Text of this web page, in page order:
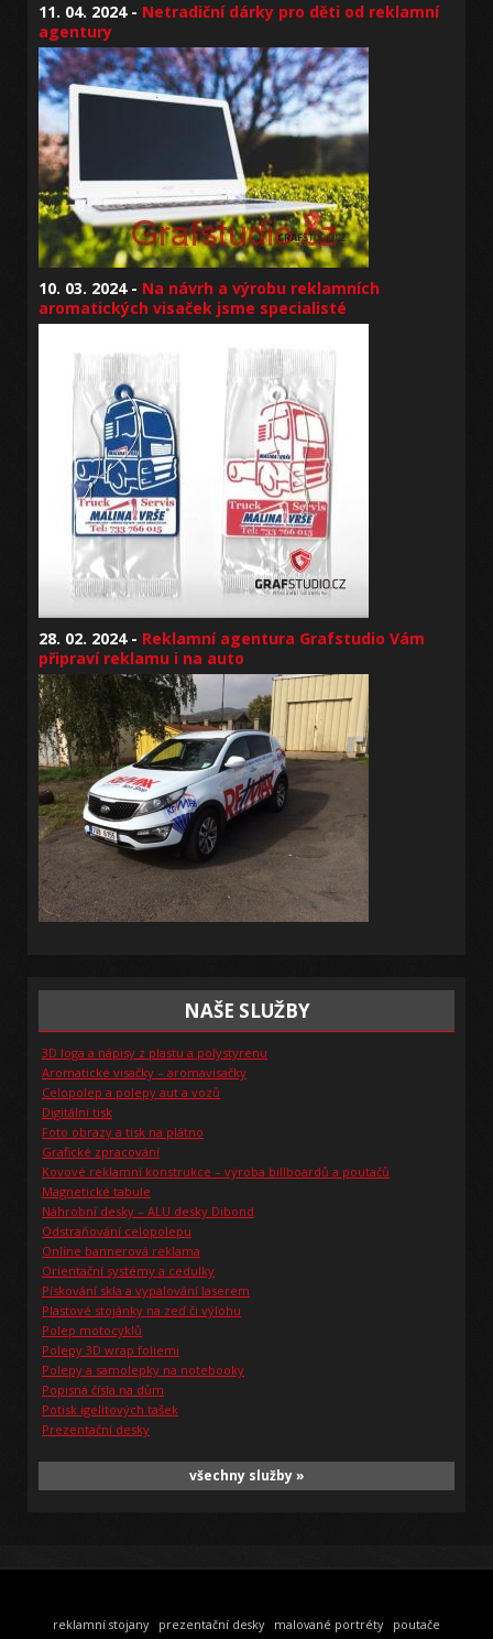
11. 04. 2024 - Netradiční dárky pro děti od reklamní
agentury
10. 03. 2024 - Na návrh a výrobu reklamních
aromatických visaček jsme specialisté
28. 02. 2024 - Reklamní agentura Grafstudio Vám
připraví reklamu i na auto
NAŠE SLUŽBY
3D loga a nápisy z plastu a polystyrenu
Aromatické visačky – aromavisačky
Celopolep a polepy aut a vozů
Digitální tisk
Foto obrazy a tisk na plátno
Grafické zpracování
Kovové reklamní konstrukce – výroba billboardů a poutačů
Magnetické tabule
Náhrobní desky – ALU desky Dibond
Odstraňování celopolepu
Online bannerová reklama
Orientační systémy a cedulky
Pískování skla a vypalování laserem
Plastové stojánky na zeď či výlohu
Polep motocyklů
Polepy 3D wrap foliemi
Polepy a samolepky na notebooky
Popisná čísla na dům
Potisk igelitových tašek
Prezentační desky
všechny služby »
reklamní stojany prezentační desky malované portréty
poutače